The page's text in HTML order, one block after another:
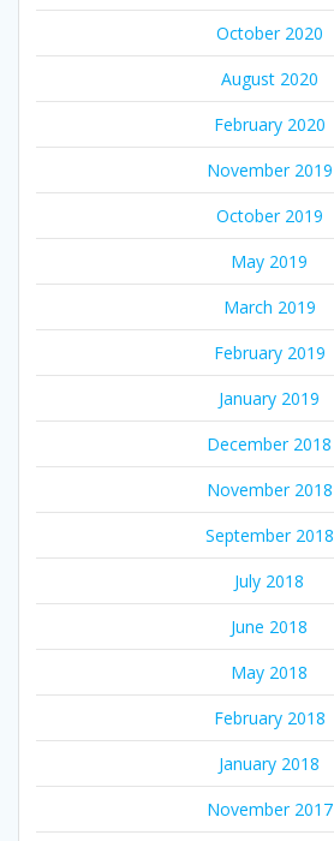
October 2020
August 2020
February 2020
November 2019
October 2019
May 2019
March 2019
February 2019
January 2019
December 2018
November 2018
September 2018
July 2018
June 2018
May 2018
February 2018
January 2018
November 2017